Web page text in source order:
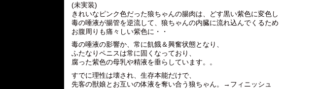
(未実装)
きれいなピンク色だった狼ちゃんの腸肉は、どす黒い紫色に変色し
毒の唾液が腸管を逆流して、狼ちゃんの内臓に流れ込んでくるため
お腹周りも痛々しい紫色に・・
毒の唾液の影響か、常に飢餓＆興奮状態となり、
ふたなりペニスは常に固くなっており、
腐った紫色の母乳や精液を垂らしています。。
すでに理性は壊され、生存本能だけで、
先客の獣娘とお互いの体液を奪い合う狼ちゃん。→フィニッシュ